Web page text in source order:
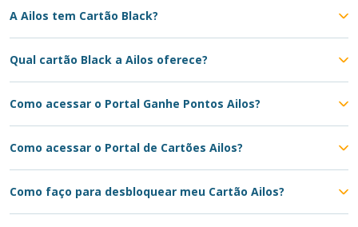
A Ailos tem Cartão Black?
Qual cartão Black a Ailos oferece?
Como acessar o Portal Ganhe Pontos Ailos?
Como acessar o Portal de Cartões Ailos?
Como faço para desbloquear meu Cartão Ailos?